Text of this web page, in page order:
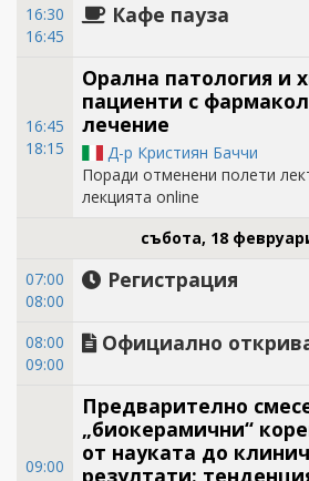
16:30
16:45
Кафе пауза
16:45
18:15
Орална патология и
пациенти с
лечение
Д-р Кристиян Баччи
Поради отменени полети
лекцията online
събота, 18
07:00
08:00
Регистрация
08:00
09:00
Официално
09:00
Предварително
„биокерамични“
от науката до
резултати: